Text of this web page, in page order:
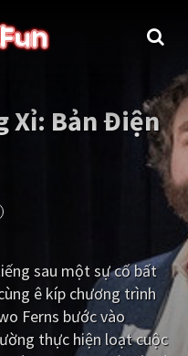
kịch
hước
Khoa học - Tài liệu
Xỉ: Bản Điện
sau một sự cố bất
ê kíp chương trình
Ferns bước vào
thực hiện loạt cuộc